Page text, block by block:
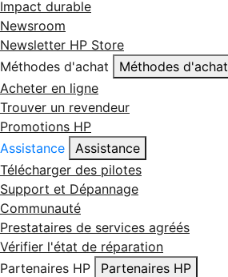
Impact durable
Newsroom
Newsletter HP Store
Méthodes d'achat
Méthodes d'achat
Acheter en ligne
Trouver un revendeur
Promotions HP
Assistance
Assistance
Télécharger des pilotes
Support et Dépannage
Communauté
Prestataires de services agréés
Vérifier l'état de réparation
Partenaires HP
Partenaires HP